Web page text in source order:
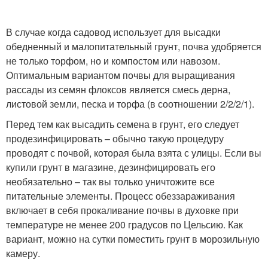
В случае когда садовод использует для высадки
обедненный и малопитательный грунт, почва удобряется
не только торфом, но и компостом или навозом.
Оптимальным вариантом почвы для выращивания
рассады из семян флоксов является смесь дерна,
листовой земли, песка и торфа (в соотношении 2/2/2/1).
Перед тем как высадить семена в грунт, его следует
продезинфицировать – обычно такую процедуру
проводят с почвой, которая была взята с улицы. Если вы
купили грунт в магазине, дезинфицировать его
необязательно – так вы только уничтожите все
питательные элементы. Процесс обеззараживания
включает в себя прокаливание почвы в духовке при
температуре не менее 200 градусов по Цельсию. Как
вариант, можно на сутки поместить грунт в морозильную
камеру.